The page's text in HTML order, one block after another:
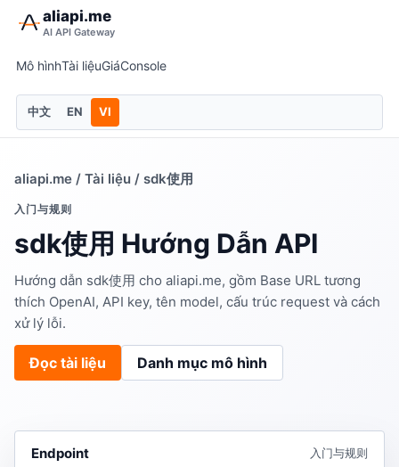
aliapi.me
AI API Gateway
Mô hìnhTài liệuGiáConsole
中文 EN VI
aliapi.me / Tài liệu / sdk使用
入门与规则
sdk使用 Hướng Dẫn API
Hướng dẫn sdk使用 cho aliapi.me, gồm Base URL tương
thích OpenAI, API key, tên model, cấu trúc request và cách
xử lý lỗi.
Đọc tài liệu Danh mục mô hình
Endpoint 入门与规则